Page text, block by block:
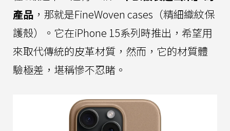
產品 ，那就是FineWoven cases（精細織紋保
護殼）。它在iPhone 15系列時推出，希望用
來取代傳統的皮革材質，然而，它的材質體
驗極差，堪稱慘不忍睹。